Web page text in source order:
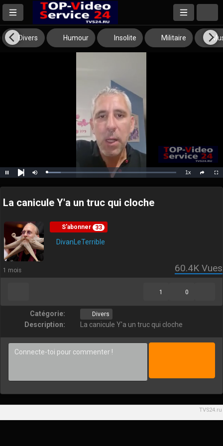
Divers Humour Insolite Militaire
Pause
Next
Mute Loaded:
10.81%
1xPlayback
Rate
La canicule Y'a un truc qui cloche
S'abonner 33
DivanLeTerrible
1 mois 60.4K Vues
0
1
Catégorie: Divers
Description: La canicule Y'a un truc qui cloche
TVS24.ru